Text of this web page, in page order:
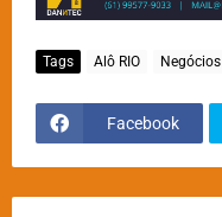
Tags Alô RIO Negócios
Facebook